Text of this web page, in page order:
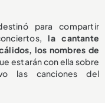
para compartir
la cantante
los nombres de
estarán con ella sobre
las canciones del